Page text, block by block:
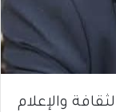
والإعلام